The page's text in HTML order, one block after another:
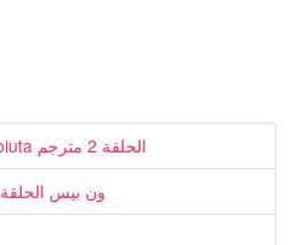
أنمي Toaru Hikuushi E No Koiuta الحلقة 2 مترجم
أنمي One Piece ون بيس الحلقة 898 مترجمة